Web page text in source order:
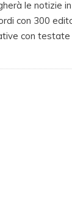
le notizie
con 300
con testate